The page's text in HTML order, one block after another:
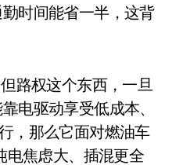
时间能省一半，这背
路权这个东西，一旦
电驱动享受低成本、
，那么它面对燃油车
电焦虑大、插混更全